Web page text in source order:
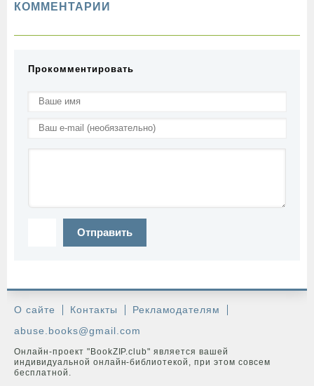
КОММЕНТАРИИ
Прокомментировать
Отправить
О сайте Контакты
Рекламодателям
abuse.books@gmail.com
Онлайн-проект "BookZIP.club" является вашей
индивидуальной онлайн-библиотекой, при этом совсем
бесплатной.